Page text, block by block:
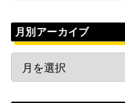
月別アーカイブ